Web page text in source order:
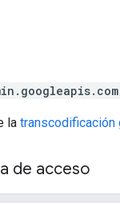
la transcodificación
de acceso